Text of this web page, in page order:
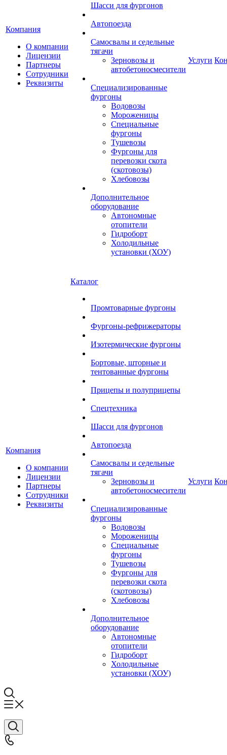
Компания
О компании
Лицензии
Партнеры
Сотрудники
Реквизиты
Шасси для фургонов
Автопоезда
Самосвалы и седельные
тягачи
Зерновозы и
автобетоносмесители
Специализированные
фургоны
Водовозы
Мороженицы
Специальные
фургоны
Тушевозы
Фургоны для
перевозки скота
(скотовозы)
Хлебовозы
Дополнительное
оборудование
Автономные
отопители
Гидроборт
Холодильные
установки (ХОУ)
Услуги
Компания
О компании
Лицензии
Партнеры
Сотрудники
Реквизиты
Каталог
Промтоварные фургоны
Фургоны-рефрижераторы
Изотермические фургоны
Бортовые, шторные и
тентованные фургоны
Прицепы и полуприцепы
Спецтехника
Шасси для фургонов
Автопоезда
Самосвалы и седельные
тягачи
Зерновозы и
автобетоносмесители
Специализированные
фургоны
Водовозы
Мороженицы
Специальные
фургоны
Тушевозы
Фургоны для
перевозки скота
(скотовозы)
Хлебовозы
Дополнительное
оборудование
Автономные
отопители
Гидроборт
Холодильные
установки (ХОУ)
Услуги